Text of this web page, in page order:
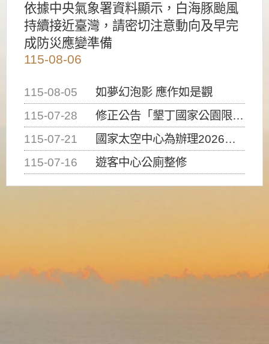
依據中央氣象署資料顯示，白海豚颱風
持續接近臺灣，請密切注意動向及早完
成防災應變準備
115-08-06
115-08-05
如夢幻泡影 應作如是觀
115-07-28
修正公告「墾丁國家公園限制水域遊憩活動之種類、範圍、時間及行為」，自即日生效。
115-07-21
國家太空中心為辦理2026台灣盃火箭競賽，陸、海、空域警戒及協調相關事宜，因颱風備案事宜
115-07-16
遊客中心公廁整修